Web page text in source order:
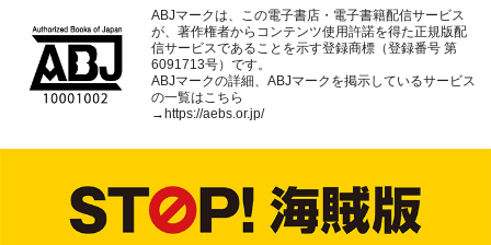
ABJマークは、この電子書店・電子書籍配信サービス
が、著作権者からコンテンツ使用許諾を得た正規版配
信サービスであることを示す登録商標（登録番号 第
6091713号）です。
ABJマークの詳細、ABJマークを掲示しているサービス
の一覧はこちら
→https://aebs.or.jp/